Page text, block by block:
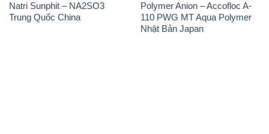
Natri Sunphit – NA2SO3
Trung Quốc China
Polymer Anion – Accofloc A-
110 PWG MT Aqua Polymer
Nhật Bản Japan